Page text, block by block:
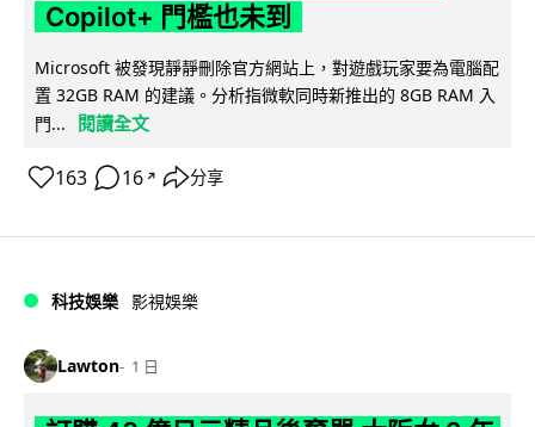
Copilot+ 門檻也未到
Microsoft 被發現靜靜刪除官方網站上，對遊戲玩家要為電腦配
置 32GB RAM 的建議。分析指微軟同時新推出的 8GB RAM 入
門...
閱讀全文
163 16 ↗ 分享
科技娛樂 影視娛樂
Lawton 1 日